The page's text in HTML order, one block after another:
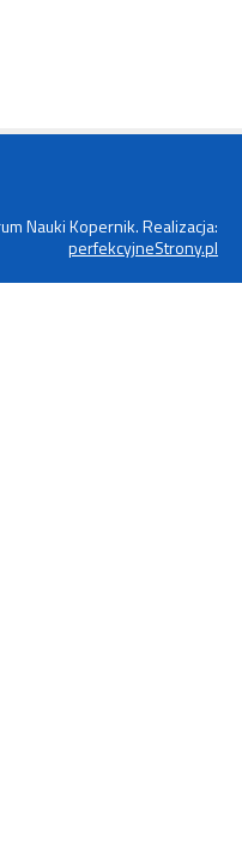
Nauki Kopernik. Realizacja:
perfekcyjneStrony.pl